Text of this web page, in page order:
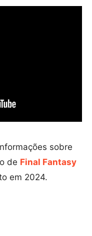
sobre
de Final Fantasy
em 2024.